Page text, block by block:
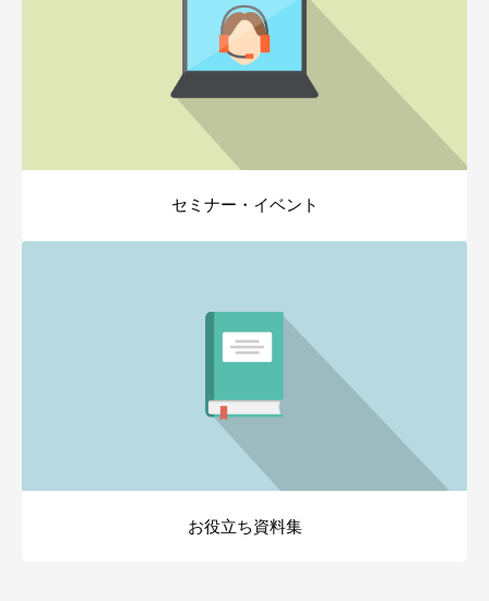
セミナー・イベント
お役立ち資料集